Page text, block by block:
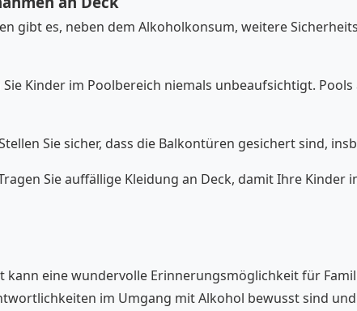
gibt es, neben dem Alkoholkonsum, weitere
Sie Kinder im Poolbereich niemals unbeaufsichtigt.
Sie sicher, dass die Balkontüren gesichert sind,
Sie auffällige Kleidung an Deck, damit Ihre
kann eine wundervolle Erinnerungsmöglichkeit für
im Umgang mit Alkohol bewusst sind